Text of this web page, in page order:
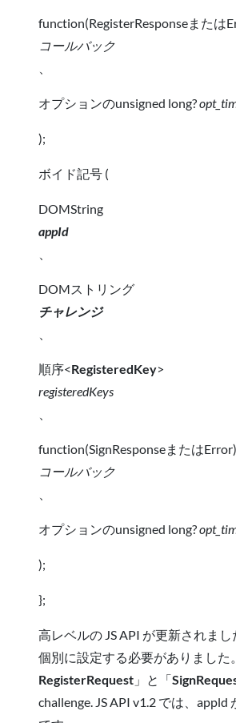
function(RegisterResponseまたは
コールバック
オプションのunsigned long?
);
ボイド記号 (
DOMString
appId
DOMストリング
チャレンジ
順序<RegisteredKey>
registeredKeys
function(SignResponseまたはError)
コールバック
オプションのunsigned long?
);
};
高レベルの JS API が更新されまし
個別に設定する必要がありました。
RegisterRequest 」 と「
challenge. JS API v1.2 では、appld